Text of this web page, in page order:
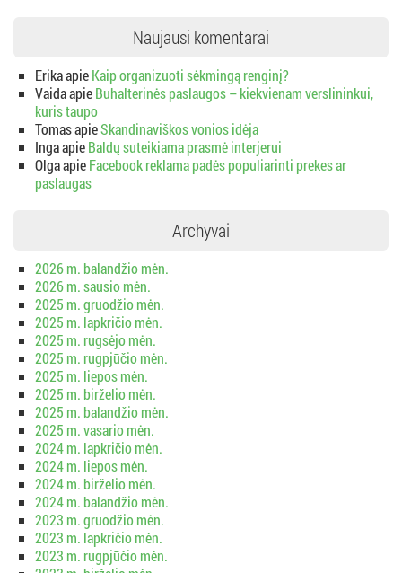
Naujausi komentarai
ErikaapieKaip organizuoti sėkmingą renginį?
VaidaapieBuhalterinės paslaugos – kiekvienam verslininkui,
kuris taupo
TomasapieSkandinaviškos vonios idėja
IngaapieBaldų suteikiama prasmė interjerui
OlgaapieFacebook reklama padės populiarinti prekes ar
paslaugas
Archyvai
2026 m. balandžio mėn.
2026 m. sausio mėn.
2025 m. gruodžio mėn.
2025 m. lapkričio mėn.
2025 m. rugsėjo mėn.
2025 m. rugpjūčio mėn.
2025 m. liepos mėn.
2025 m. birželio mėn.
2025 m. balandžio mėn.
2025 m. vasario mėn.
2024 m. lapkričio mėn.
2024 m. liepos mėn.
2024 m. birželio mėn.
2024 m. balandžio mėn.
2023 m. gruodžio mėn.
2023 m. lapkričio mėn.
2023 m. rugpjūčio mėn.